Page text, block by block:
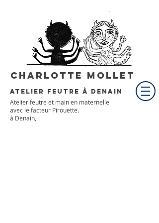
Charlotte Mollet
atelier feutre à denain
Atelier feutre et main en maternelle
avec le facteur Pirouette.
à Denain,